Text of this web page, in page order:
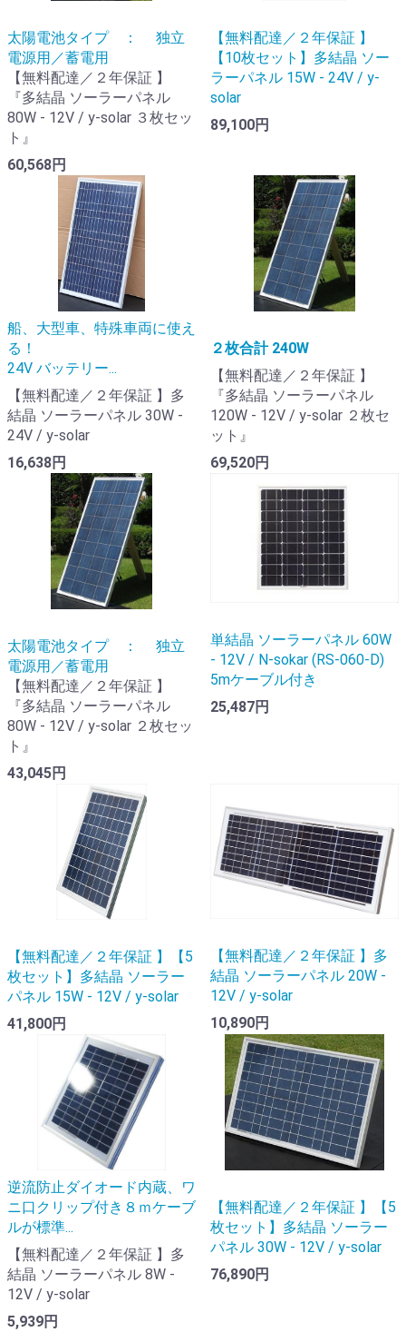
太陽電池タイプ ： 独立
電源用／蓄電用
【無料配達／２年保証 】
『多結晶 ソーラーパネル
80W - 12V / y-solar ３枚セッ
ト』
60,568円
【無料配達／２年保証 】
【10枚セット】多結晶 ソー
ラーパネル 15W - 24V / y-
solar
89,100円
船、大型車、特殊車両に使え
る！
24V バッテリー...
【無料配達／２年保証 】多
結晶 ソーラーパネル 30W -
24V / y-solar
16,638円
２枚合計 240W
【無料配達／２年保証 】
『多結晶 ソーラーパネル
120W - 12V / y-solar ２枚セ
ット』
69,520円
太陽電池タイプ ： 独立
電源用／蓄電用
【無料配達／２年保証 】
『多結晶 ソーラーパネル
80W - 12V / y-solar ２枚セッ
ト』
43,045円
単結晶 ソーラーパネル 60W
- 12V / N-sokar (RS-060-D)
5mケーブル付き
25,487円
【無料配達／２年保証 】【5
枚セット】多結晶 ソーラー
パネル 15W - 12V / y-solar
41,800円
【無料配達／２年保証 】多
結晶 ソーラーパネル 20W -
12V / y-solar
10,890円
逆流防止ダイオード内蔵、ワ
ニ口クリップ付き８ｍケーブ
ルが標準...
【無料配達／２年保証 】多
結晶 ソーラーパネル 8W -
12V / y-solar
5,939円
【無料配達／２年保証 】【5
枚セット】多結晶 ソーラー
パネル 30W - 12V / y-solar
76,890円